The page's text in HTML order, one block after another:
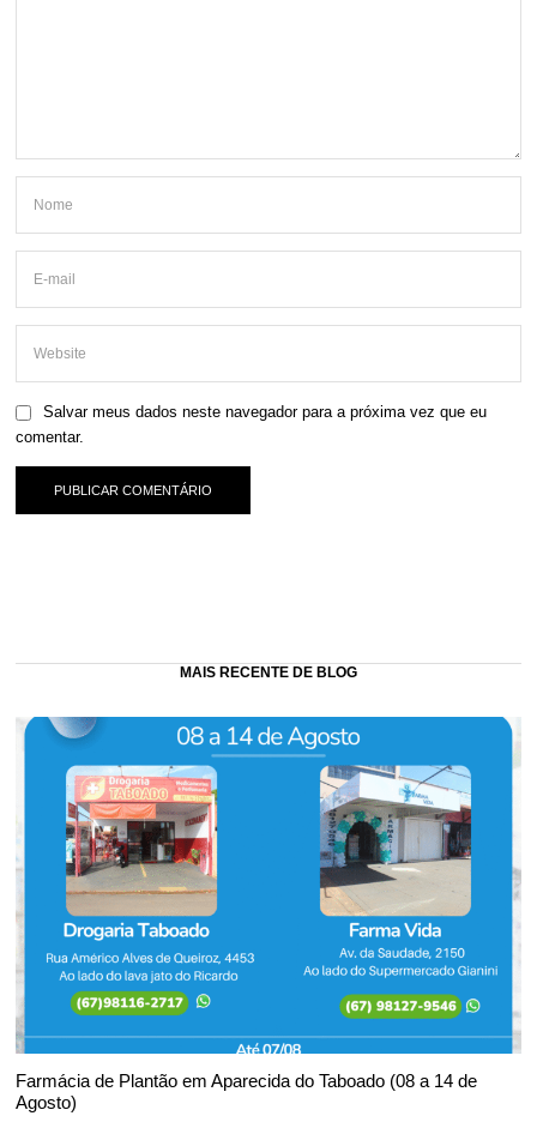
Salvar meus dados neste navegador para a próxima vez que eu
comentar.
MAIS RECENTE DE BLOG
Farmácia de Plantão em Aparecida do Taboado (08 a 14 de
Agosto)